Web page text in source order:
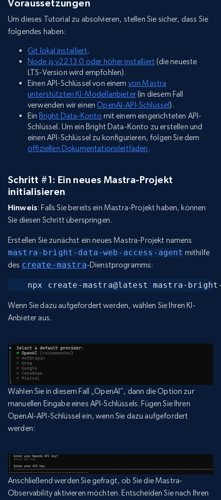
Voraussetzungen
Um dieses Tutorial zu absolvieren, stellen Sie sicher, dass Sie
folgendes haben:
Git lokal installiert.
Node.js v22.13.0 oder höher installiert (die neueste
LTS-Version wird empfohlen).
Einen API-Schlüssel von einem von Mastra
unterstützten KI-Modellanbieter(in diesem Fall
verwenden wir einenOpenAI-API-Schlüssel ).
Ein Bright Data-Konto mit einem eingerichteten API-
Schlüssel. Um ein Bright Data-Konto zu erstellen und
einen API-Schlüssel zu konfigurieren, folgen Sie dem
offiziellen Dokumentationsleitfaden .
Schritt #1: Ein neues Mastra-Projekt
initialisieren
Hinweis: Falls Sie bereits ein Mastra-Projekt haben, können
Sie diesen Schritt überspringen.
Erstellen Sie zunächst ein neues Mastra-Projekt namens
mastra-bright-data-web-access-agent mithilfe
des create-mastra-Dienstprogramms:
npx create-mastra@latest mastra-
Wenn Sie dazu aufgefordert werden, wählen Sie Ihren KI-
Anbieter aus.
Wählen Sie in diesem Fall „OpenAI”, dann die Option zur
manuellen Eingabe eines API-Schlüssels. Fügen Sie Ihren
OpenAI-API-Schlüssel ein, wenn Sie dazu aufgefordert
werden:
Anschließend werden Sie gefragt, ob Sie die Mastra-
Observability aktivieren möchten. Entscheiden Sie nach Ihren